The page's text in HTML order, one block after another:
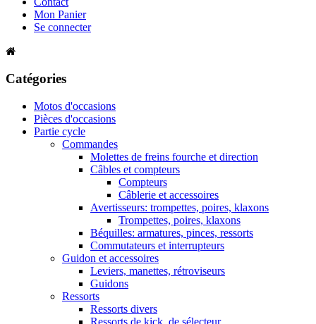
Mon Panier
Se connecter
Catégories
Motos d'occasions
Pièces d'occasions
Partie cycle
Commandes
Molettes de freins fourche et direction
Câbles et compteurs
Compteurs
Câblerie et accessoires
Avertisseurs: trompettes, poires, klaxons
Trompettes, poires, klaxons
Béquilles: armatures, pinces, ressorts
Commutateurs et interrupteurs
Guidon et accessoires
Leviers, manettes, rétroviseurs
Guidons
Ressorts
Ressorts divers
Ressorts de kick, de sélecteur